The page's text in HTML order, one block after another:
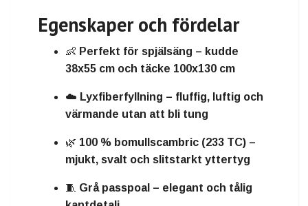
Egenskaper och fördelar
👶 Perfekt för spjälsäng – kudde
38x55 cm och täcke 100x130 cm
☁️ Lyxfiberfyllning – fluffig, luftig och
värmande utan att bli tung
🌿 100 % bomullscambric (233 TC) –
mjukt, svalt och slitstarkt yttertyg
🧵 Grå passpoal – elegant och tålig